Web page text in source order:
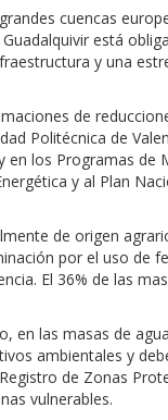
cuencas
está
y una
de
Politécnica de
los Programas de
y al Plan
de origen
por el uso de
El 36% de las
en las masas de
ambientales y
de Zonas
vulnerables.